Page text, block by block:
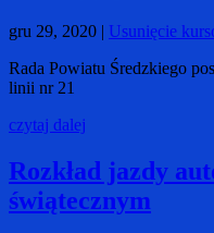
gru 29, 2020 | Usunięcie
Rada Powiatu Średzkiego
linii nr 21
czytaj dalej
Rozkład jazdy
świątecznym